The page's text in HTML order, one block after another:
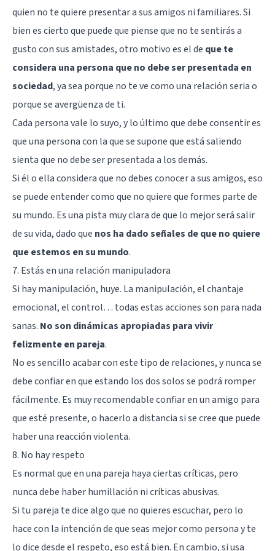
quien no te quiere presentar a sus amigos ni familiares. Si
bien es cierto que puede que piense que no te sentirás a
gusto con sus amistades, otro motivo es el de que te
considera una persona que no debe ser presentada en
sociedad, ya sea porque no te ve como una relación seria o
porque se avergüenza de ti.
Cada persona vale lo suyo, y lo último que debe consentir es
que una persona con la que se supone que está saliendo
sienta que no debe ser presentada a los demás.
Si él o ella considera que no debes conocer a sus amigos, eso
se puede entender como que no quiere que formes parte de
su mundo. Es una pista muy clara de que lo mejor será salir
de su vida, dado que nos ha dado señales de que no quiere
que estemos en su mundo.
7. Estás en una relación manipuladora
Si hay manipulación, huye. La manipulación, el chantaje
emocional, el control… todas estas acciones son para nada
sanas. No son dinámicas apropiadas para vivir
felizmente en pareja.
No es sencillo acabar con este tipo de relaciones, y nunca se
debe confiar en que estando los dos solos se podrá romper
fácilmente. Es muy recomendable confiar en un amigo para
que esté presente, o hacerlo a distancia si se cree que puede
haber una reacción violenta.
8. No hay respeto
Es normal que en una pareja haya ciertas críticas, pero
nunca debe haber humillación ni críticas abusivas.
Si tu pareja te dice algo que no quieres escuchar, pero lo
hace con la intención de que seas mejor como persona y te
lo dice desde el respeto, eso está bien. En cambio, si usa